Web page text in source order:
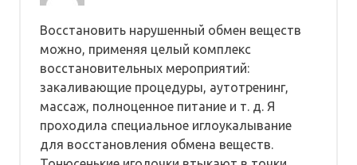
Восстановить нарушенный обмен веществ
можно, применяя целый комплекс
восстановительных мероприятий:
закаливающие процедуры, аутотренинг,
массаж, полноценное питание и т. д. Я
проходила специальное иглоукалывание
для восстановления обмена веществ.